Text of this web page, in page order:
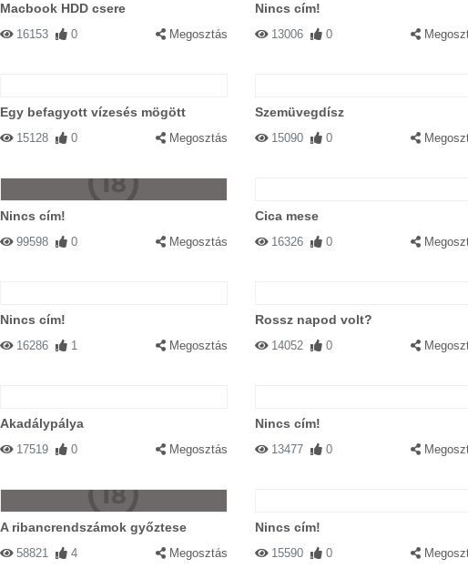
Macbook HDD csere
16153 0 Megosztás
Nincs cím!
13006 0
Egy befagyott vízesés mögött
15128 0 Megosztás
Szemüvegdísz
15090 0
Nincs cím!
99598 0 Megosztás
Cica mese
16326 0
Nincs cím!
16286 1 Megosztás
Rossz napod volt?
14052 0
Akadálypálya
17519 0 Megosztás
Nincs cím!
13477 0
A ribancrendszámok győztese
58821 4 Megosztás
Nincs cím!
15590 0